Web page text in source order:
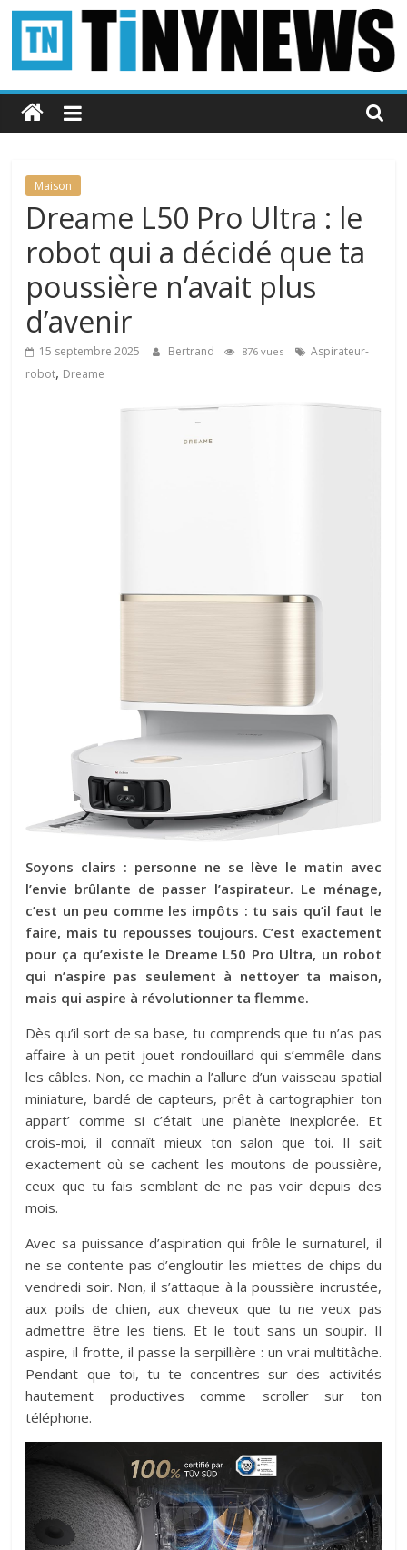
Passer
contenu
Tinynews
Le
belge
connecté
Maison
Dreame L50 Pro Ultra : le
robot qui a décidé que ta
poussière n’avait plus
d’avenir
15 septembre 2025 Bertrand 876 vues
Aspirateur-
robot, Dreame
Soyons clairs : personne ne se lève le matin avec
l’envie brûlante de passer l’aspirateur. Le ménage,
c’est un peu comme les impôts : tu sais qu’il faut le
faire, mais tu repousses toujours. C’est exactement
pour ça qu’existe le Dreame L50 Pro Ultra, un robot
qui n’aspire pas seulement à nettoyer ta maison,
mais qui aspire à révolutionner ta flemme.
Dès qu’il sort de sa base, tu comprends que tu n’as pas
affaire à un petit jouet rondouillard qui s’emmêle dans
les câbles. Non, ce machin a l’allure d’un vaisseau spatial
miniature, bardé de capteurs, prêt à cartographier ton
appart’ comme si c’était une planète inexplorée. Et
crois-moi, il connaît mieux ton salon que toi. Il sait
exactement où se cachent les moutons de poussière,
ceux que tu fais semblant de ne pas voir depuis des
mois.
Avec sa puissance d’aspiration qui frôle le surnaturel, il
ne se contente pas d’engloutir les miettes de chips du
vendredi soir. Non, il s’attaque à la poussière incrustée,
aux poils de chien, aux cheveux que tu ne veux pas
admettre être les tiens. Et le tout sans un soupir. Il
aspire, il frotte, il passe la serpillière : un vrai multitâche.
Pendant que toi, tu te concentres sur des activités
hautement productives comme scroller sur ton
téléphone.